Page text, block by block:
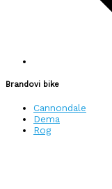
Brandovi bike
Cannondale
Dema
Rog